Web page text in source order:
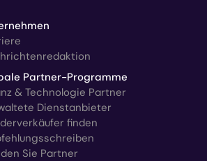
Partner-Programme
& Technologie Partner
Dienstanbieter
finden
Sie Partner